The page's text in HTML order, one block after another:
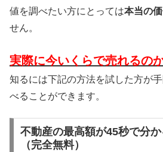
値を調べたい方にとっては本当の
せん。
実際に今いくらで売れるの
知るには下記の方法を試した方が
べることができます。
不動産の最高額が45秒で分
（完全無料）